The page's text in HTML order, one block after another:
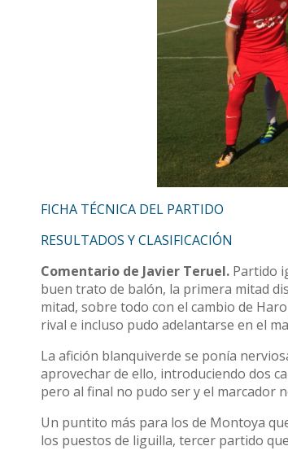
FICHA TÉCNICA DEL PARTIDO
RESULTADOS Y CLASIFICACIÓN
Comentario de Javier Teruel. Partido
buen trato de balón, la primera mitad
mitad, sobre todo con el cambio de
rival e incluso pudo adelantarse en el
La afición blanquiverde se ponía
aprovechar de ello, introduciendo dos
pero al final no pudo ser y el marcador
Un puntito más para los de Montoya
los puestos de liguilla, tercer partido